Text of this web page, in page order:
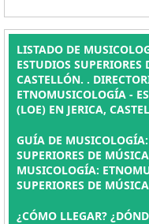
LISTADO DE
ESTUDIOS
CASTELLÓN. .
ETNOMUSICOLOGÍA -
(LOE) EN JERICA,
GUÍA DE
SUPERIORES DE
MUSICOLOGÍA:
SUPERIORES DE
¿CÓMO LLEGAR?